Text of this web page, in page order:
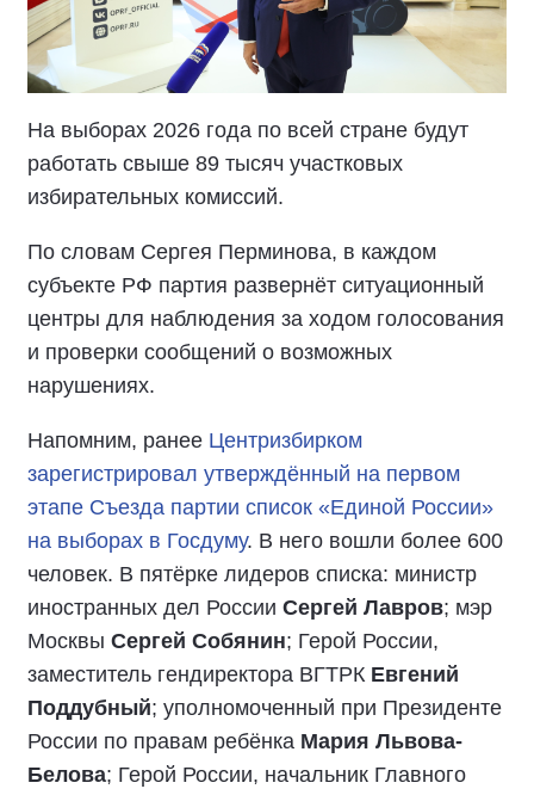
На выборах 2026 года по всей стране будут
работать свыше 89 тысяч участковых
избирательных комиссий.
По словам Сергея Перминова, в каждом
субъекте РФ партия развернёт ситуационный
центры для наблюдения за ходом голосования
и проверки сообщений о возможных
нарушениях.
Напомним, ранее Центризбирком
зарегистрировал утверждённый на первом
этапе Съезда партии список «Единой России»
на выборах в Госдуму. В него вошли более 600
человек. В пятёрке лидеров списка: министр
иностранных дел России Сергей Лавров; мэр
Москвы Сергей Собянин; Герой России,
заместитель гендиректора ВГТРК Евгений
Поддубный; уполномоченный при Президенте
России по правам ребёнка Мария Львова-
Белова; Герой России, начальник Главного